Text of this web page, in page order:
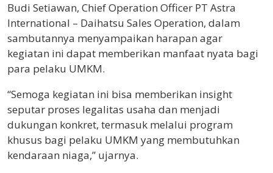
Budi Setiawan, Chief Operation Officer PT Astra
International – Daihatsu Sales Operation, dalam
sambutannya menyampaikan harapan agar
kegiatan ini dapat memberikan manfaat nyata bagi
para pelaku UMKM.
“Semoga kegiatan ini bisa memberikan insight
seputar proses legalitas usaha dan menjadi
dukungan konkret, termasuk melalui program
khusus bagi pelaku UMKM yang membutuhkan
kendaraan niaga,” ujarnya.